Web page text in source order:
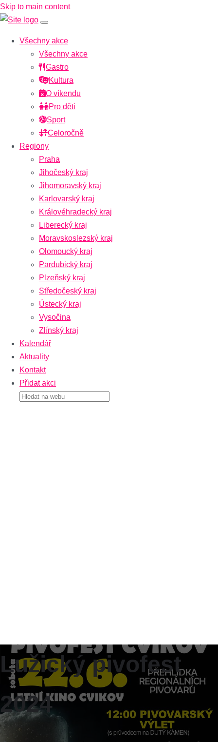
Skip to main content
Všechny akce
Všechny akce
Gastro
Kultura
O víkendu
Pro děti
Sport
Celoročně
Regiony
Praha
Jihočeský kraj
Jihomoravský kraj
Karlovarský kraj
Královéhradecký kraj
Liberecký kraj
Moravskoslezský kraj
Olomoucký kraj
Pardubický kraj
Plzeňský kraj
Středočeský kraj
Ústecký kraj
Vysočina
Zlínský kraj
Kalendář
Aktuality
Kontakt
Přidat akci
Lužický pivofest
2024